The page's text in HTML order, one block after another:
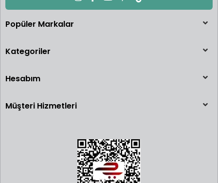
Popüler Markalar
Kategoriler
Hesabım
Müşteri Hizmetleri